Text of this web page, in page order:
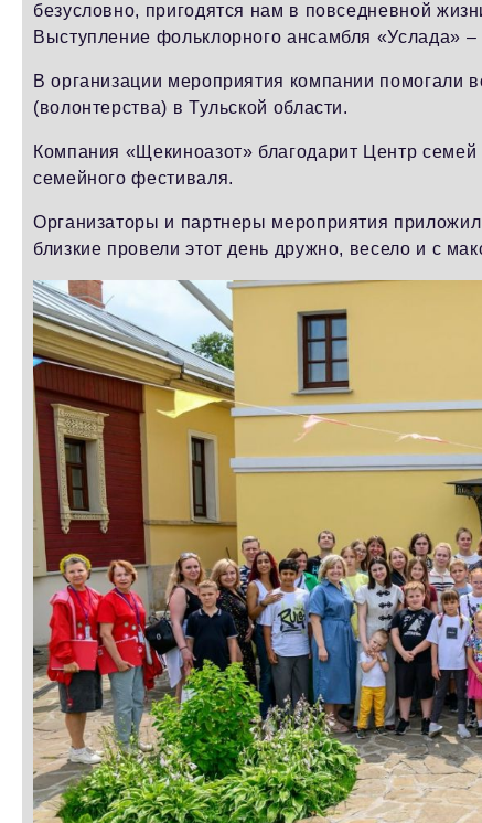
безусловно, пригодятся нам в повседневной
Выступление фольклорного ансамбля «Услада»
В организации мероприятия компании помогали
(волонтерства) в Тульской области.
Компания «Щекиноазот» благодарит Центр семей
семейного фестиваля.
Организаторы и партнеры мероприятия
близкие провели этот день дружно, весело и с